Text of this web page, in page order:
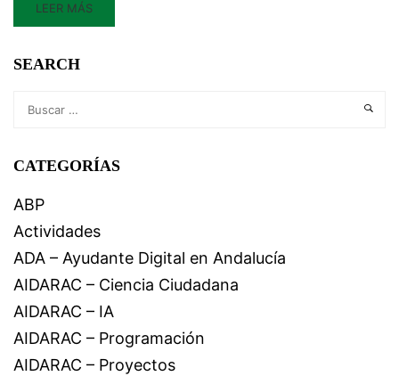
LEER MÁS
SEARCH
CATEGORÍAS
ABP
Actividades
ADA – Ayudante Digital en Andalucía
AIDARAC – Ciencia Ciudadana
AIDARAC – IA
AIDARAC – Programación
AIDARAC – Proyectos